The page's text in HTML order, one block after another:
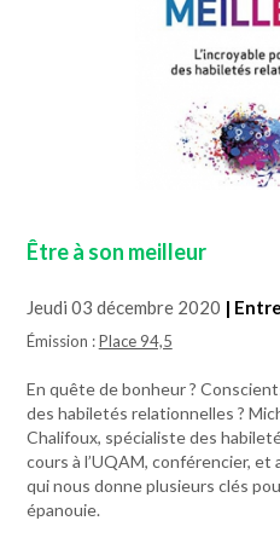
Être à son meilleur
Jeudi 03 décembre 2020 |
Émission :Place 94,5
En quête de bonheur ?
des habiletés relationnelles ?
Chalifoux, spécialiste des
cours à l’UQAM, conférencier, et
qui nous donne plusieurs clés
épanouie.